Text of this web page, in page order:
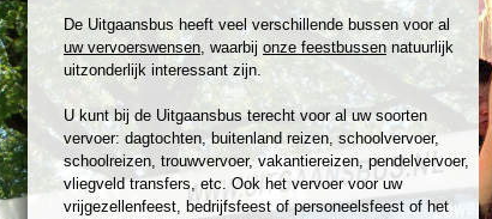
De Uitgaansbus heeft veel verschillende bussen voor al
uw vervoerswensen, waarbij onze feestbussen natuurlijk
uitzonderlijk interessant zijn.
U kunt bij de Uitgaansbus terecht voor al uw soorten
vervoer: dagtochten, buitenland reizen, schoolvervoer,
schoolreizen, trouwvervoer, vakantiereizen, pendelvervoer,
vliegveld transfers, etc. Ook het vervoer voor uw
vrijgezellenfeest, bedrijfsfeest of personeelsfeest of het